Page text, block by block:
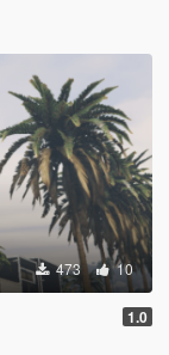
473 10
1.0